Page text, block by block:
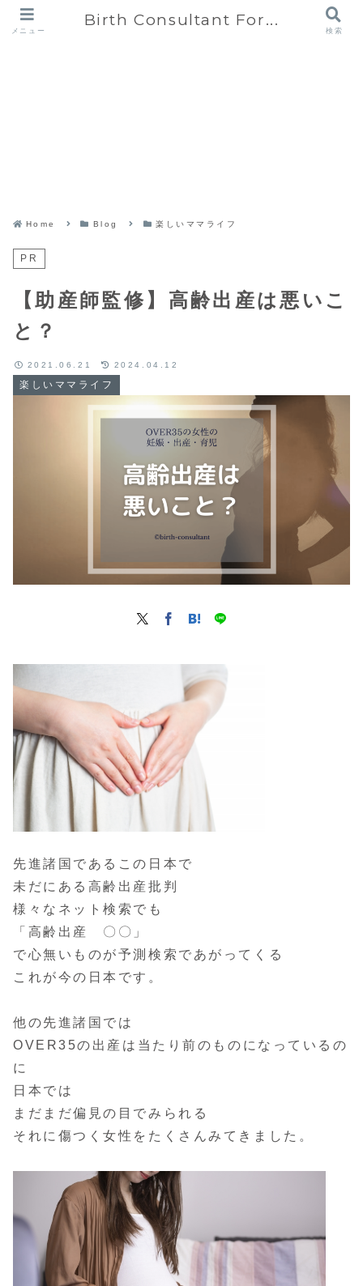
Home Blog 楽しいママライフ
PR
【助産師監修】高齢出産は悪いこ
と？
楽しいママライフ
2021.06.21 2024.04.12
先進諸国であるこの日本で
未だにある高齢出産批判
様々なネット検索でも
「高齢出産 〇〇」
で心無いものが予測検索であがってくる
これが今の日本です。
他の先進諸国では
OVER35の出産は当たり前のものになっているの
に
日本では
まだまだ偏見の目でみられる
それに傷つく女性をたくさんみてきました。
メニュー
Birth Consultant For...
検索